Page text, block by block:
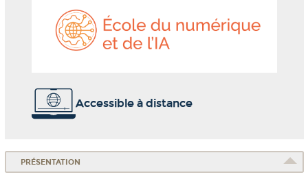
Accessible à distance
PRÉSENTATION